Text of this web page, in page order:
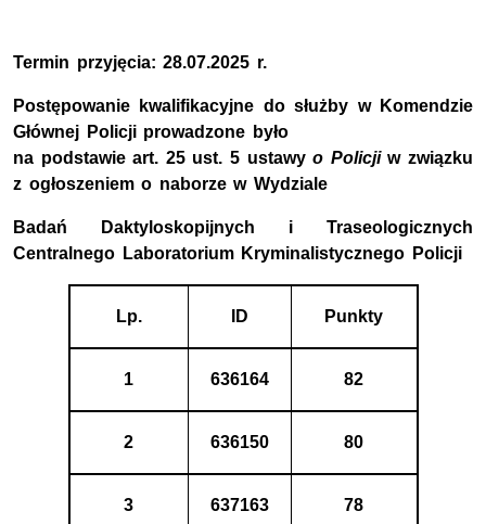
Termin przyjęcia: 28.07.2025 r.
Postępowanie kwalifikacyjne do służby w Komendzie
Głównej Policji prowadzone było
na podstawie art. 25 ust. 5 ustawyo Policjiw związku
z ogłoszeniem o naborze w Wydziale
Badań Daktyloskopijnych i Traseologicznych
Centralnego Laboratorium Kryminalistycznego Policji
Lp. ID Punkty
1 636164 82
2 636150 80
3 637163 78